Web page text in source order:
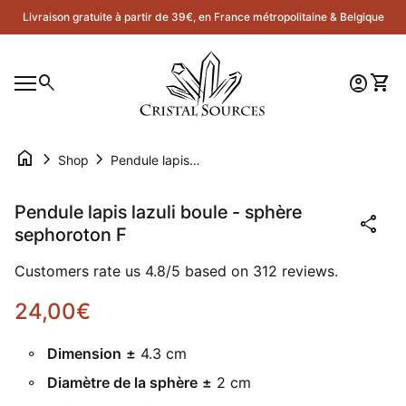
Skip to content
Livraison gratuite à partir de 39€, en France métropolitaine & Belgique
Navigation mobile
search
Accueil
Compte
account_circle Voir
shopping_cart
home chevron_right Shop chevron_right Pendule lapis lazuli boule - sphère sephoroton F
Pendule lapis lazuli boule - sphère
sephoroton F
share
Customers rate us 4.8/5 based on 312 reviews.
Prix normal
24,00€
Dimension ± 4.3 cm
Diamètre de la sphère ± 2 cm